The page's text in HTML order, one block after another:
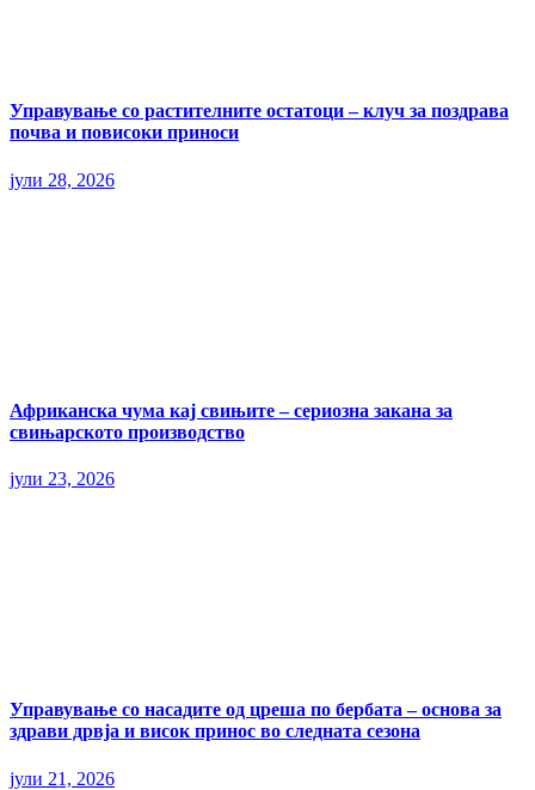
Управување со растителните остатоци – клуч за поздрава
почва и повисоки приноси
јули 28, 2026
Африканска чума кај свињите – сериозна закана за
свињарското производство
јули 23, 2026
Управување со насадите од цреша по бербата – основа за
здрави дрвја и висок принос во следната сезона
јули 21, 2026